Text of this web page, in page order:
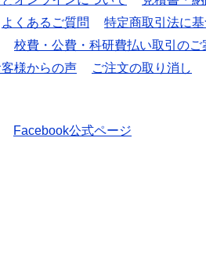
よくあるご質問
特定商取引法に
校費・公費・科研費払い取引のご
客様からの声 ご注文の取り消し
Facebook公式ページ